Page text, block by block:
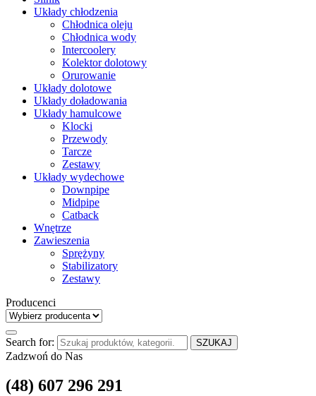
Układy chłodzenia
Chłodnica oleju
Chłodnica wody
Intercoolery
Kolektor dolotowy
Orurowanie
Układy dolotowe
Układy doładowania
Układy hamulcowe
Klocki
Przewody
Tarcze
Zestawy
Układy wydechowe
Downpipe
Midpipe
Catback
Wnętrze
Zawieszenia
Sprężyny
Stabilizatory
Zestawy
Producenci
Search for: SZUKAJ
Zadzwoń do Nas
(48) 607 296 291